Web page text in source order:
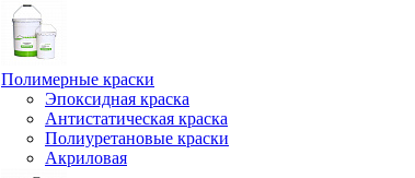
Полимерные краски
Эпоксидная краска
Антистатическая краска
Полиуретановые краски
Акриловая